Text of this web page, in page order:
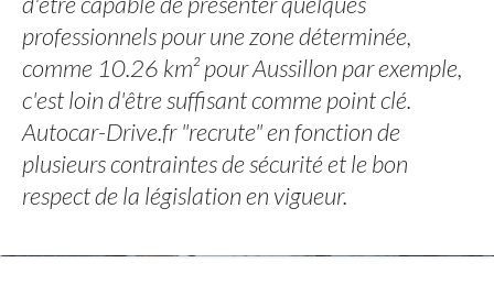
professionnels pour une zone déterminée,
comme 10.26 km² pour Aussillon par exemple,
c'est loin d'être suffisant comme point clé.
Autocar-Drive.fr "recrute" en fonction de
plusieurs contraintes de sécurité et le bon
respect de la législation en vigueur.